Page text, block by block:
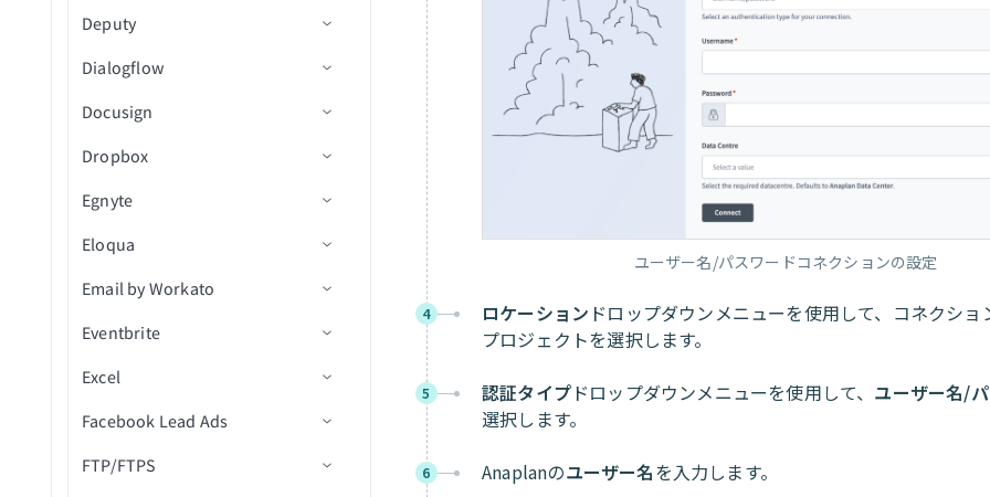
プロジェクトタスクを一覧
表示(バッチ)
ワークスペースを一覧表示
チ）
タグを検索（バッチ）
タスクを検索（バッチ）
タスクを更新
休暇申請ステータスを更新
IDで従業員詳細を取得
ディレクトリ内の従業員を
一覧表示
休暇リクエストを一覧表示
カスタム従業員レポートを
作成
IDで会社従業員レポートを
プロジェクト内の新規また
プロジェクト内のドキュメ
ントをダウンロード
プロジェクト内の図面エク
スポートをダウンロード
プロジェクト内の図面をエ
ントを取得
プロジェクト内の図面エク
スポートステータスを取得
フォルダコンテンツを取得
プロジェクト内のフォルダ
CSVファイル内の新規行
フォルダ内の新規/更新済み
フォルダ
フォルダ内の新規イベント
（リアルタイム）
フォルダ内の新規/更新済み
ファイルメタデータ
コラボレーションを作成
ファイルメタデータを作成
ファイル共有リンクを作成
フォルダを作成
フォルダ共有リンクを作成
署名リクエストを作成
ファイルメタデータを削除
ファイルまたはフォルダを
削除
ファイルをダウンロード
ファイルコメントを取得
ルームを作成
添付ファイル詳細を取得
メッセージ詳細を取得
人物詳細を取得
ルーム詳細を取得
投稿メッセージ
ルームを更新
タスクを作成
ページを検索
新規メッセージ
新規メッセージ（バッチ）
アクション
メッセージを公開
トリガー
オブジェクトトリガー
アクション
オブジェクトアクション
発注書アクション
サプライヤーアクション
統合アクション
コネクション設定
トリガー
新規行（バッチ）
カスタムSQL経由の新規行
新済み行（バッチ）
アクション
行を削除（batch）
クエリ結果をエクスポート
行を挿入
カスタムSQLを実行
行を選択
カスタムSQLを使用した行
Deputy
コネクション設定
トリガー
新規従業員
新規休暇
新規タイムシート
アクション
従業員を作成
リソースを作成
販売データを作成
タスクを作成
リソースを取得
従業員を検索
リソースを検索
Dialogflow
コネクション設定
Docusign
コネクション設定
トリガー
新規ドキュメントイベント
新規ドキュメント受信
新規受信者イベント
アクション
テンプレートからドラフト
ド
エンベロープを取得
Dropbox
コネクション設定
トリガー
新規/更新済みファイル
新規/更新済みCSV
CSVファイル内の新規行
新規ファイルリビジョン
アクション
ファイルをダウンロード
ファイルを検索
ファイル移動/名前変更アク
Egnyte
コネクション設定
トリガー
新規/更新済み/削除済みイ
アクション
ファイルをコピーまたは移
動
Eloqua
コネクション設定
トリガー
トリガー
アクション
レコードの作成
レコードの更新
Email by Workato
メール by Workatoのランタイ
ィング
Eventbrite
コネクション設定
トリガー
イベントへの新規参加者登
アクション
Excel
コネクション設定
アクション
Facebook Lead Ads
コネクション設定
FTP/FTPS
ユーザー名/パスワードコネクションの設定
4 ロケーション ドロップダウンメニューを使用して、コネクショ
プロジェクトを選択します。
5 認証タイプドロップダウンメニューを使用して、 ユーザー名/
選択します。
6 Anaplanのユーザー名を入力します。